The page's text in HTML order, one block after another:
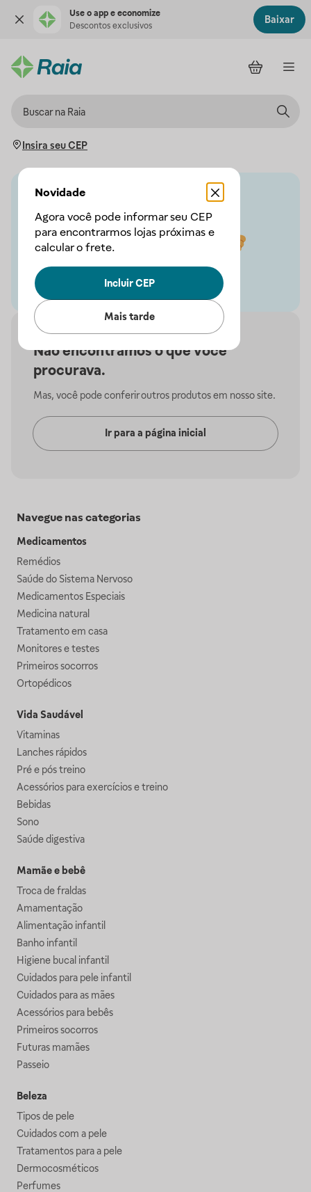
Use o app e economize
Descontos exclusivos
Baixar
Insira seu CEP
Novidade
Agora você pode informar seu CEP
para encontrarmos lojas próximas e
calcular o frete.
Incluir CEP
Mais tarde
Não encontramos o que você
procurava.
Mas, você pode conferir outros produtos em nosso site.
Ir para a página inicial
Navegue nas categorias
Medicamentos
Remédios
Saúde do Sistema Nervoso
Medicamentos Especiais
Medicina natural
Tratamento em casa
Monitores e testes
Primeiros socorros
Ortopédicos
Vida Saudável
Vitaminas
Lanches rápidos
Pré e pós treino
Acessórios para exercícios e treino
Bebidas
Sono
Saúde digestiva
Mamãe e bebê
Troca de fraldas
Amamentação
Alimentação infantil
Banho infantil
Higiene bucal infantil
Cuidados para pele infantil
Cuidados para as mães
Acessórios para bebês
Primeiros socorros
Futuras mamães
Passeio
Beleza
Tipos de pele
Cuidados com a pele
Tratamentos para a pele
Dermocosméticos
Perfumes